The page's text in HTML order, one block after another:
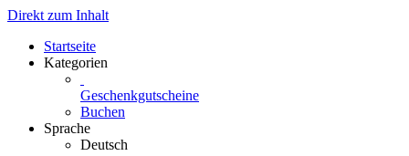
Direkt zum Inhalt
Startseite
Kategorien
Geschenkgutscheine
Buchen
Sprache
Deutsch